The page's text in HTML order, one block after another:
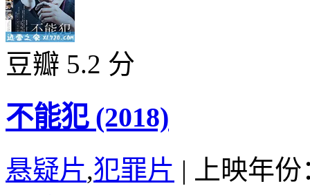
豆瓣 5.2 分
不能犯 (2018)
悬疑片,犯罪片 |
上映年